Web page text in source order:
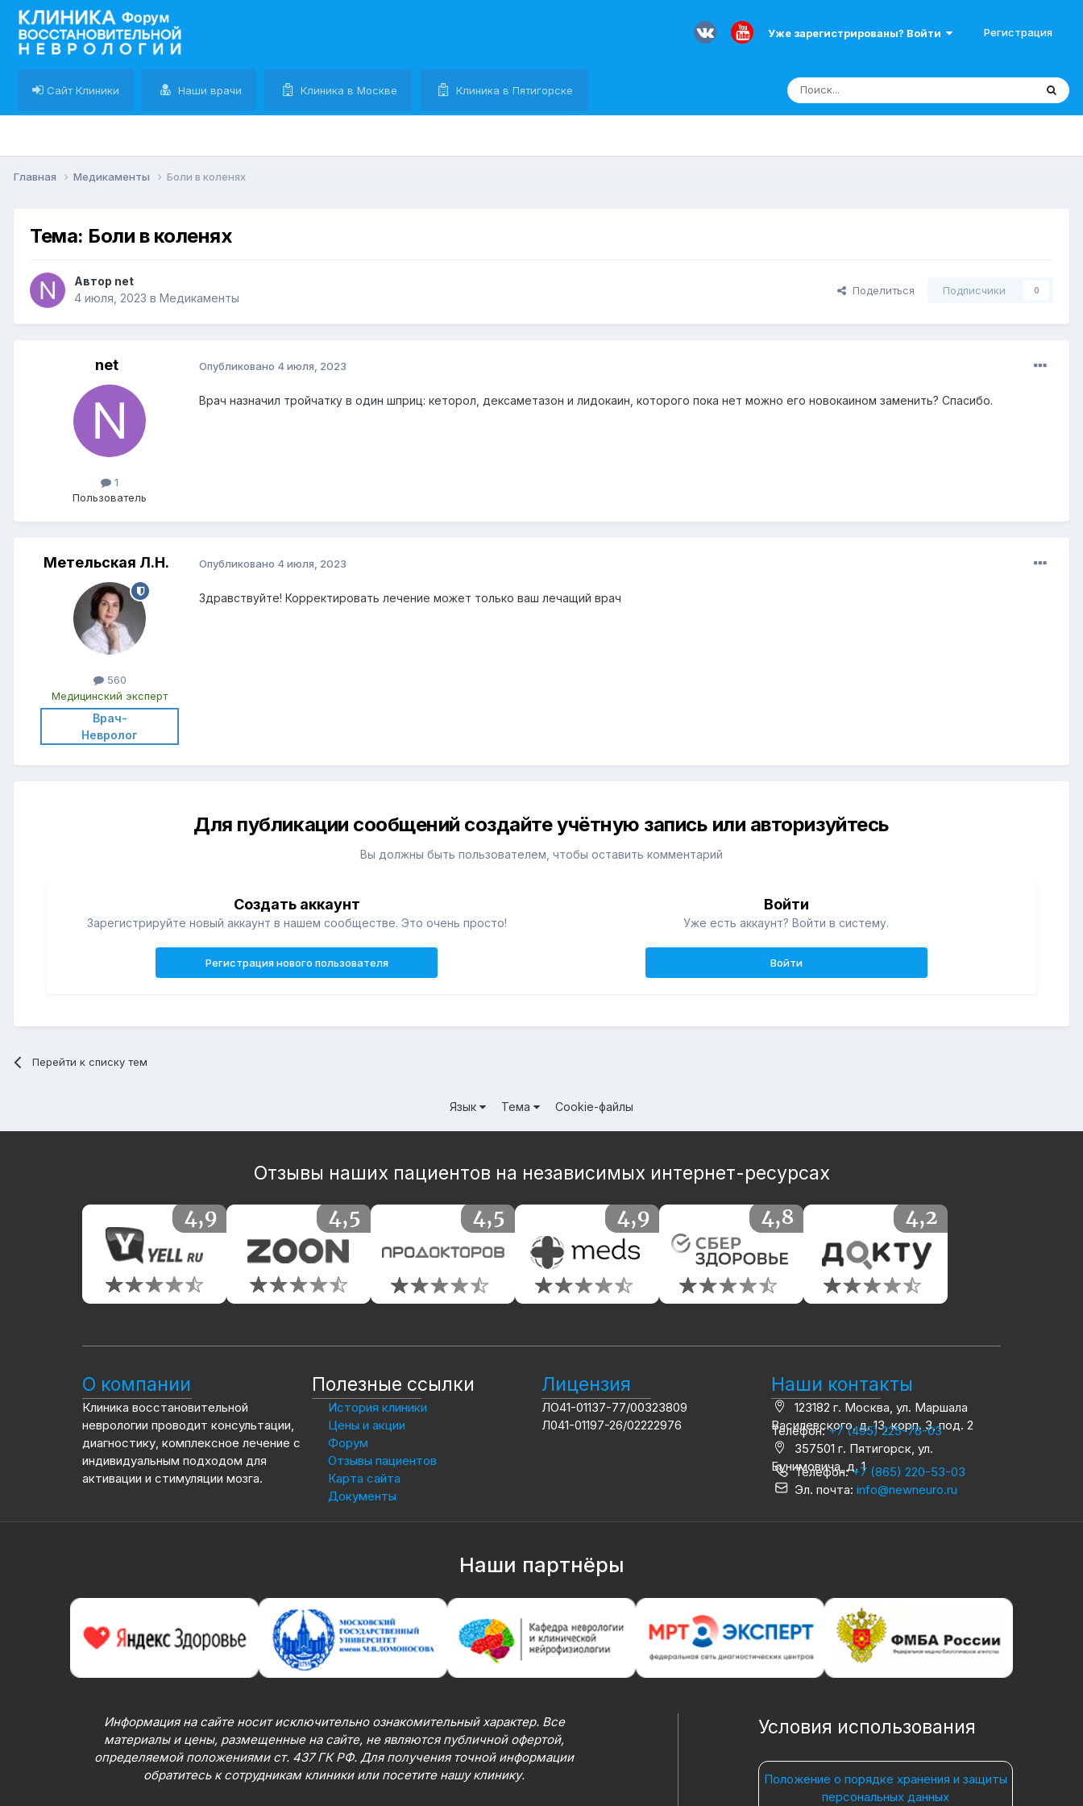
Уже зарегистрированы? Войти Регистрация
Сайт Клиники Наши врачи Клиника в Москве Клиника в Пятигорске
Главная Медикаменты Боли в коленях
Тема: Боли в коленях
Автор net
4 июля, 2023 в Медикаменты
Поделиться Подписчики 0
net
1
Пользователь
Опубликовано 4 июля, 2023
Врач назначил тройчатку в один шприц: кеторол, дексаметазон и лидокаин, которого пока нет можно его новокаином заменить? Спасибо.
Метельская Л.Н.
560
Медицинский эксперт
Врач-
Невролог
Опубликовано 4 июля, 2023
Здравствуйте! Корректировать лечение может только ваш лечащий врач
Для публикации сообщений создайте учётную запись или авторизуйтесь
Вы должны быть пользователем, чтобы оставить комментарий
Создать аккаунт
Зарегистрируйте новый аккаунт в нашем сообществе. Это очень просто!
Регистрация нового пользователя
Войти
Уже есть аккаунт? Войти в систему.
Войти
Перейти к списку тем
Язык Тема Cookie-файлы
Отзывы наших пациентов на независимых интернет-ресурсах
О компании
Клиника восстановительной
неврологии проводит консультации,
диагностику, комплексное лечение с
индивидуальным подходом для
активации и стимуляции мозга.
Полезные ссылки
История клиники
Цены и акции
Форум
Отзывы пациентов
Карта сайта
Документы
Лицензия
ЛО41-01137-77/00323809
Л041-01197-26/02222976
Наши контакты
123182 г. Москва, ул. Маршала
Василевского, д. 13, корп. 3, под. 2
Телефон:+7 (495) 225-76-03
357501 г. Пятигорск, ул.
Бунимовича, д. 1
Телефон:+7 (865) 220-53-03
Эл. почта: info@newneuro.ru
Наши партнёры
Информация на сайте носит исключительно ознакомительный характер. Все
материалы и цены, размещенные на сайте, не являются публичной офертой,
определяемой положениями ст. 437 ГК РФ. Для получения точной информации
обратитесь к сотрудникам клиники или посетите нашу клинику.
Условия использования
Положение о порядке хранения и защиты
персональных данных